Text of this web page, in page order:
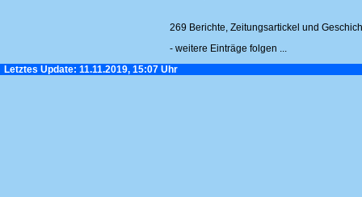
269 Berichte, Zeitungsartickel und
- weitere Einträge folgen ...
Letztes Update: 11.11.2019, 15:07 Uhr